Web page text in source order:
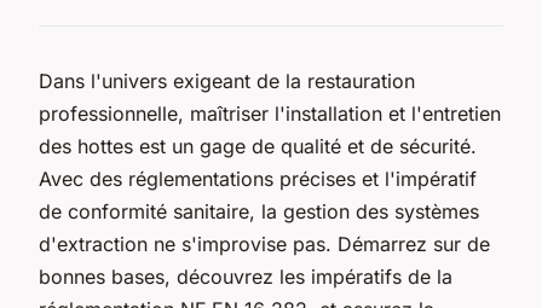
Dans l'univers exigeant de la restauration
professionnelle, maîtriser l'installation et l'entretien
des hottes est un gage de qualité et de sécurité.
Avec des réglementations précises et l'impératif
de conformité sanitaire, la gestion des systèmes
d'extraction ne s'improvise pas. Démarrez sur de
bonnes bases, découvrez les impératifs de la